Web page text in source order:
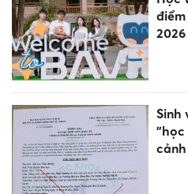
2026
Sinh
"học